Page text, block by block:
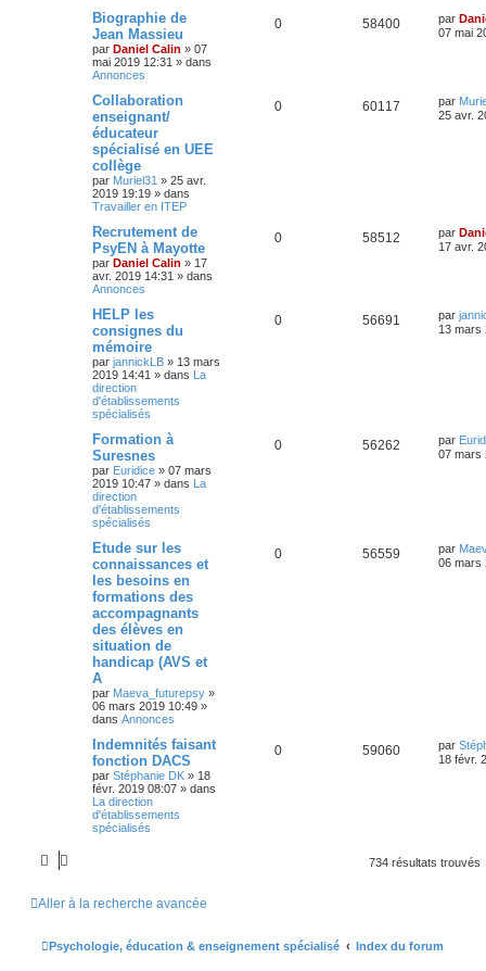
Biographie de
Jean Massieu
par Daniel Calin » 07
mai 2019 12:31 » dans
Annonces
0 58400 par
07 mai
Collaboration
enseignant/
éducateur
spécialisé en UEE
collège
par Muriel31 » 25 avr.
2019 19:19 » dans
Travailler en ITEP
0 60117 par
25 avr.
Recrutement de
PsyEN à Mayotte
par Daniel Calin » 17
avr. 2019 14:31 » dans
Annonces
0 58512 par
17 avr.
HELP les
consignes du
mémoire
par jannickLB » 13 mars
2019 14:41 » dans La
direction
d'établissements
spécialisés
0 56691 par
13 mars
Formation à
Suresnes
par Euridice » 07 mars
2019 10:47 » dans La
direction
d'établissements
spécialisés
0 56262 par
07 mars
Etude sur les
connaissances et
les besoins en
formations des
accompagnants
des élèves en
situation de
handicap (AVS et
A
par Maeva_futurepsy »
06 mars 2019 10:49 »
dans Annonces
0 56559 par
06 mars
Indemnités faisant
fonction DACS
par Stéphanie DK » 18
févr. 2019 08:07 » dans
La direction
d'établissements
spécialisés
0 59060 par
18 févr.
734 résultats trouvés
Aller à la recherche avancée
Psychologie, éducation & enseignement spécialisé Index du forum